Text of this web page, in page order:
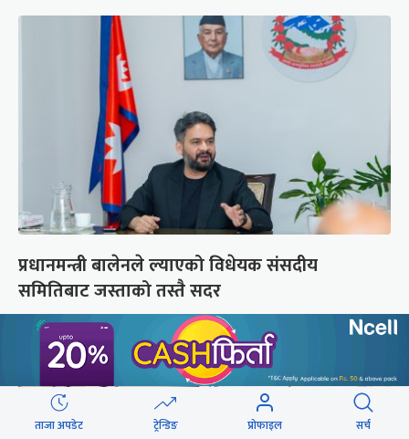
प्रधानमन्त्री बालेनले ल्याएको विधेयक संसदीय
समितिबाट जस्ताको तस्तै सदर
ताजा अपडेट ट्रेन्डिङ प्रोफाइल सर्च